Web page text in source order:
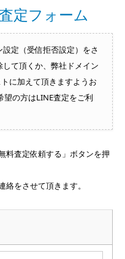
定フォーム
定（受信拒否設定）をさ
て頂くか、弊社ドメイン
に加えて頂きますようお
望の方はLINE査定をご利
料査定依頼する」ボタンを押
をさせて頂きます。